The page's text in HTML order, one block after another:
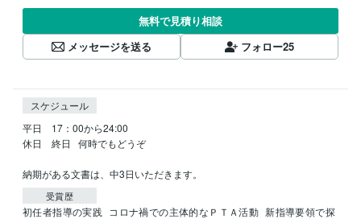
無料で見積り相談
メッセージを送る
フォロー25
スケジュール
平日    17：00から24:00
休日    終日   何時でもどうぞ
納期がある文書は、中3日いただきます。
受賞歴
初任者指導の実践 コロナ禍での主体的なＰＴＡ活動 新指導要領で探